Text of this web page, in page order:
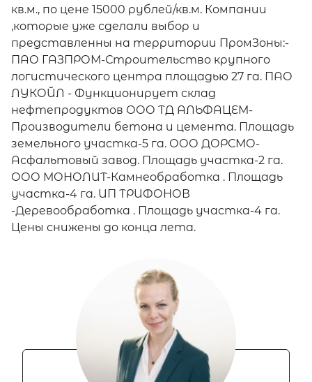
кв.м., по цене 15000 рублей/кв.м. Компании
,которые уже сделали выбор и
представленны на территории ПромЗоны:-
ПАО ГАЗПРОМ-Строительство крупного
логистического центра площадью 27 га. ПАО
ЛУКОЙЛ - Функционирует склад
нефтепродуктов ООО ТД АЛЬФАЦЕМ-
Производители бетона и цемента. Площадь
земельного участка-5 га. ООО ДОРСМО-
Асфальтовый завод. Площадь участка-2 га.
ООО МОНОЛИТ-Камнеобработка . Площадь
участка-4 га. ИП ТРИФОНОВ
-Деревообработка . Площадь участка-4 га.
Цены снижены до конца лета.